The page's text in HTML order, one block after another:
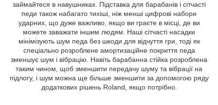
займайтеся в навушниках. Підставка для барабанів і сітчасті
педи також набагато тихіші, ніж менші цифрові набори
ударних, що дуже важливо, якщо ви граєте в місці, де ви
можете заважати іншим людям. Наші сітчасті насадки
мінімізують шум педа без шкоди для відчуття гри, тоді як
спеціально розроблене амортизаційне покриття педа
зменшує шум і вібрацію. Навіть барабанна стійка розроблена
таким чином, щоб зменшити передачу шуму та вібрації на
підлогу, і шум можна ще більше зменшити за допомогою ряду
додаткових рішень Roland, якщо потрібно.